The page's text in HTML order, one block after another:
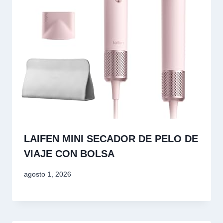
LAIFEN MINI SECADOR DE PELO DE
VIAJE CON BOLSA
agosto 1, 2026